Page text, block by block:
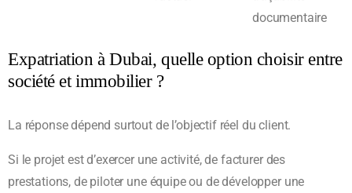
documentaire
Expatriation à Dubai, quelle option choisir entre
société et immobilier ?
La réponse dépend surtout de l’objectif réel du client.
Si le projet est d’exercer une activité, de facturer des
prestations, de piloter une équipe ou de développer une